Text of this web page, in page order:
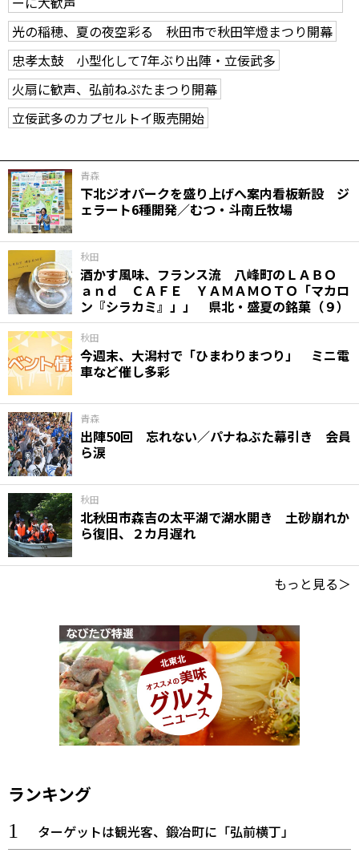
光の稲穂、夏の夜空彩る 秋田市で秋田竿燈まつり開幕
忠孝太鼓 小型化して7年ぶり出陣・立佞武多
火扇に歓声、弘前ねぷたまつり開幕
立佞武多のカプセルトイ販売開始
青森
下北ジオパークを盛り上げへ案内看板新設 ジ
ェラート6種開発／むつ・斗南丘牧場
秋田
酒かす風味、フランス流 八峰町のＬＡＢＯ
ａｎｄ ＣＡＦＥ ＹＡＭＡＭＯＴＯ「マカロ
ン『シラカミ』」」 県北・盛夏の銘菓（９）
秋田
今週末、大潟村で「ひまわりまつり」 ミニ電
車など催し多彩
青森
出陣50回 忘れない／パナねぶた幕引き 会員
ら涙
秋田
北秋田市森吉の太平湖で湖水開き 土砂崩れか
ら復旧、２カ月遅れ
もっと見る＞
ランキング
ターゲットは観光客、鍛冶町に「弘前横丁」